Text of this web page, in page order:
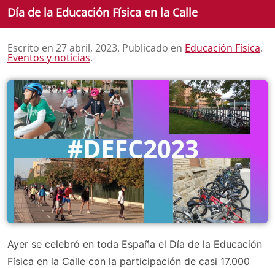
Día de la Educación Física en la Calle
Escrito en 27 abril, 2023. Publicado en Educación Física,
Eventos y noticias.
Ayer se celebró en toda España el Día de la Educación
Física en la Calle con la participación de casi 17.000